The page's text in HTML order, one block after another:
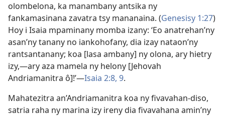
olombelona, ka manambany antsika ny
fankamasinana zavatra tsy mananaina. (Genesisy 1:27)
Hoy i Isaia mpaminany momba izany: ‘Eo anatrehan’ny
asan’ny tanany no iankohofany, dia izay nataon’ny
rantsantanany; koa [lasa ambany] ny olona, ary hietry
izy,—ary aza mamela ny helony [Jehovah
Andriamanitra ô]!’—Isaia 2:8, 9.
Mahatezitra an’Andriamanitra koa ny fivavahan-diso,
satria raha ny marina izy ireny dia fivavahana amin’ny